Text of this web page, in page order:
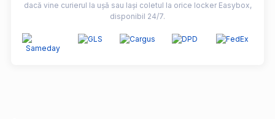
dacă vine curierul la ușă sau lași coletul la orice locker Easybox,
disponibil 24/7.